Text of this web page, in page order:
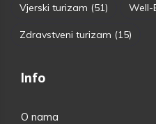
Vjerski turizam (51) Well-
Zdravstveni turizam (15)
Info
O nama